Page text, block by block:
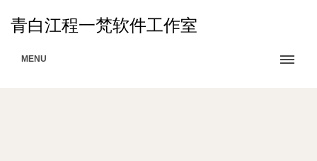
青白江程一梵软件工作室
MENU